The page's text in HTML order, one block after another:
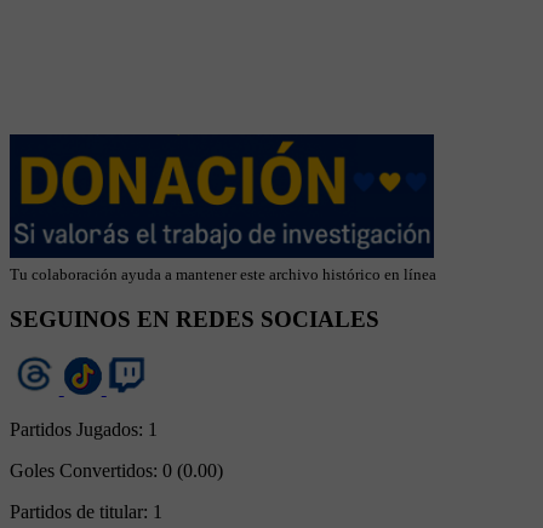
Tu colaboración ayuda a mantener este archivo histórico en línea
SEGUINOS EN REDES SOCIALES
Partidos Jugados: 1
Goles Convertidos: 0 (0.00)
Partidos de titular: 1